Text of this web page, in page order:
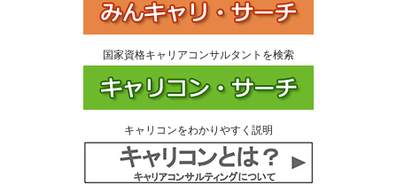
国家資格キャリアコンサルタントを検索
キャリコンをわかりやすく説明